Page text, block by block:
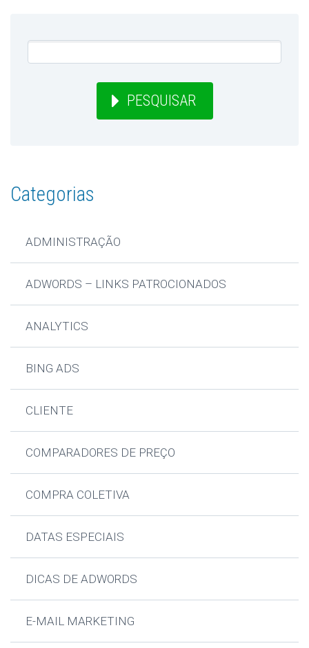
PESQUISAR
Categorias
ADMINISTRAÇÃO
ADWORDS – LINKS PATROCIONADOS
ANALYTICS
BING ADS
CLIENTE
COMPARADORES DE PREÇO
COMPRA COLETIVA
DATAS ESPECIAIS
DICAS DE ADWORDS
E-MAIL MARKETING